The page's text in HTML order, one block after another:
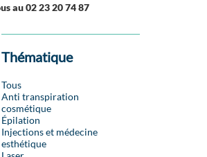
au 02 23 20 74 87
Thématique
Tous
Anti transpiration
cosmétique
Épilation
Injections et médecine
esthétique